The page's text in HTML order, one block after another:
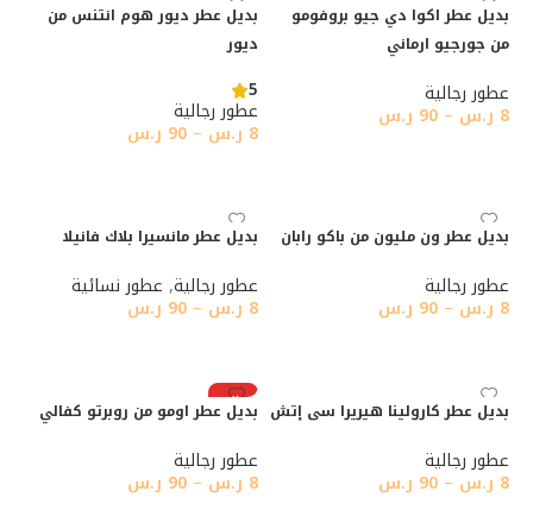
بديل عطر اكوا دي جيو بروفومو
من جورجيو ارماني
عطور رجالية
8 ر.س –
90 ر.س
بديل عطر ديور هوم انتنس من
ديور
5
عطور رجالية
8 ر.س –
90 ر.س
بديل عطر ون مليون من باكو رابان
عطور رجالية
8 ر.س –
90 ر.س
بديل عطر مانسيرا بلاك فانيلا
عطور رجالية, عطور نسائية
8 ر.س –
90 ر.س
بديل عطر كارولينا هيريرا سى إتش
عطور رجالية
8 ر.س –
90 ر.س
رائج
بديل عطر اومو من روبرتو كفالي
عطور رجالية
8 ر.س –
90 ر.س